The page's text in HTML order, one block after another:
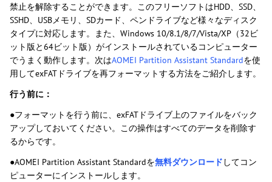
禁止を解除することができます。このフリーソフトはHDD、SSD、
SSHD、USBメモリ、SDカード、ペンドライブなど様々なディスク
タイプに対応します。また、Windows 10/8.1/8/7/Vista/XP（32ビ
ット版と64ビット版）がインストールされているコンピューター
でうまく動作します。次はAOMEI Partition Assistant Standardを使
用してexFATドライブを再フォーマットする方法をご紹介します。
行う前に：
●フォーマットを行う前に、exFATドライブ上のファイルをバック
アップしておいてください。この操作はすべてのデータを削除す
るからです。
●AOMEI Partition Assistant Standardを無料ダウンロード してコン
ピューターにインストールします。